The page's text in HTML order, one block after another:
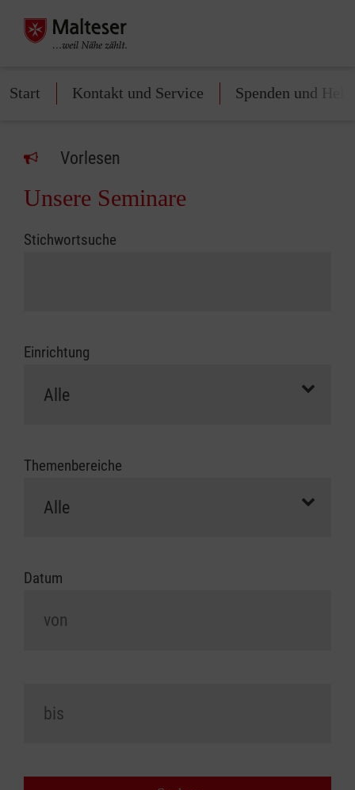
Start Kontakt und Service Spenden und
Vorlesen
Unsere Seminare
Stichwortsuche
Einrichtung
Themenbereiche
Datum